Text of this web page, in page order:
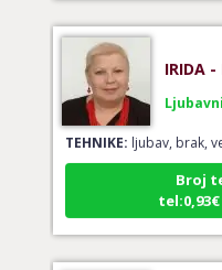
TEHNIKE:ljubav, brak,
Broj